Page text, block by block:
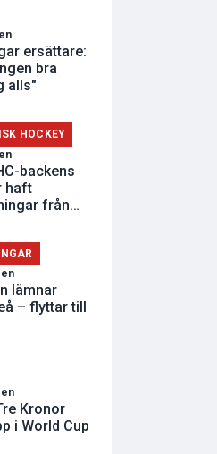
ersättare:
bra
alls"
HOCKEY
backens
haft
från
lämnar
– flyttar till
Kronor
i World Cup